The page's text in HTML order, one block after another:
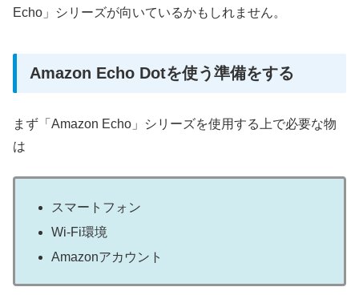
Echo」シリーズが向いているかもしれません。
Amazon Echo Dotを使う準備をする
まず「Amazon Echo」シリーズを使用する上で必要な物
は
スマートフォン
Wi-Fi環境
Amazonアカウント